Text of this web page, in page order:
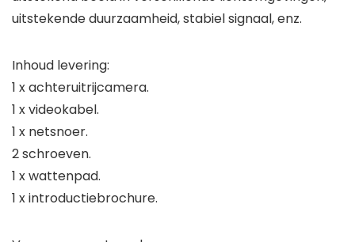
uitstekende duurzaamheid, stabiel signaal, enz.
Inhoud levering:
1 x achteruitrijcamera.
1 x videokabel.
1 x netsnoer.
2 schroeven.
1 x wattenpad.
1 x introductiebrochure.